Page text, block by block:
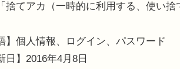
捨てアカ（一時的に利用する、使い捨
】個人情報、ログイン、パスワード
日】2016年4月8日